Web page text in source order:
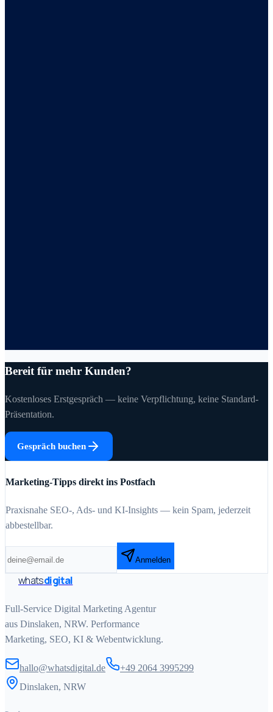
Bereit für mehr Kunden?
Kostenloses Erstgespräch — keine Verpflichtung, keine Standard-
Präsentation.
Gespräch buchen
Marketing-Tipps direkt ins Postfach
Praxisnahe SEO-, Ads- und KI-Insights — kein Spam, jederzeit
abbestellbar.
Anmelden
whatsdigital
Full-Service Digital Marketing Agentur
aus Dinslaken, NRW. Performance
Marketing, SEO, KI & Webentwicklung.
hallo@whatsdigital.de
+49 2064 3995299
Dinslaken, NRW